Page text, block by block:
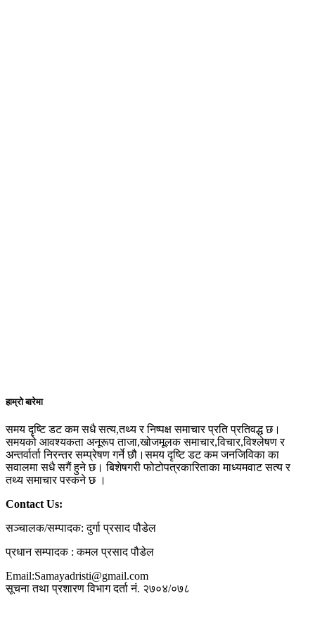
हाम्रो बारेमा
समय दृष्टि डट कम सधै सत्य,तथ्य र निष्पक्ष समाचार प्रति प्रतिवद्ध छ।
समयको आवश्यकता अनूरूप ताजा,खोजमूलक समाचार,विचार,विश्लेषण र
अन्तर्वार्ता निरन्तर सम्प्रेषण गर्ने छौ।समय दृष्टि डट कम जनजिविका का
सवालमा सधै सगैं हुने छ। बिशेषगरी फोटोपत्रकारिताका माध्यमवाट सत्य र
तथ्य समाचार पस्कने छ ।
Contact Us:
सञ्चालक/सम्पादक: दुर्गा प्रसाद पौडेल
प्रधान सम्पादक : कमल प्रसाद पौडेल
Email:Samayadristi@gmail.com
सूचना तथा प्रशारण विभाग दर्ता नं. २७०४/०७८